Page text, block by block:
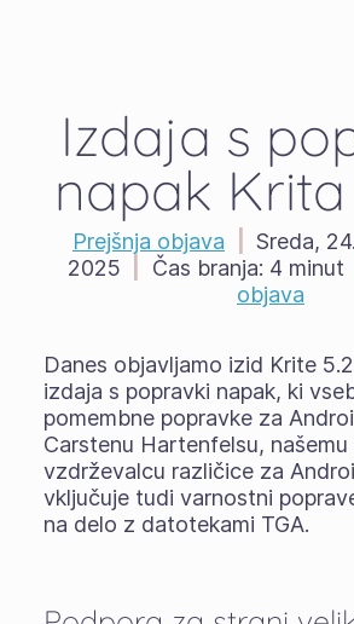
Izdaja s
napak Krita
Prejšnja objava
Sreda,
2025
Čas branja: 4 minut
objava
Danes objavljamo izid Krite
izdaja s popravki napak, ki
pomembne popravke za
Carstenu Hartenfelsu, našemu
vzdrževalcu različice za
vključuje tudi varnostni
na delo z datotekami TGA.